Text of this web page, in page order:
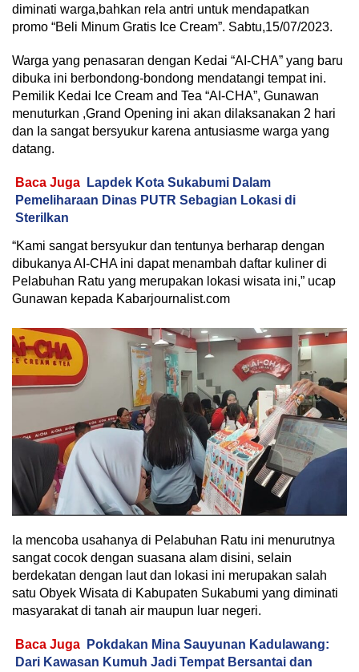
diminati warga,bahkan rela antri untuk mendapatkan
promo “Beli Minum Gratis Ice Cream”. Sabtu,15/07/2023.
Warga yang penasaran dengan Kedai “AI-CHA” yang baru
dibuka ini berbondong-bondong mendatangi tempat ini.
Pemilik Kedai Ice Cream and Tea “AI-CHA”, Gunawan
menuturkan ,Grand Opening ini akan dilaksanakan 2 hari
dan Ia sangat bersyukur karena antusiasme warga yang
datang.
Baca Juga
Lapdek Kota Sukabumi Dalam
Pemeliharaan Dinas PUTR Sebagian Lokasi di
Sterilkan
“Kami sangat bersyukur dan tentunya berharap dengan
dibukanya AI-CHA ini dapat menambah daftar kuliner di
Pelabuhan Ratu yang merupakan lokasi wisata ini,” ucap
Gunawan kepada Kabarjournalist.com
Ia mencoba usahanya di Pelabuhan Ratu ini menurutnya
sangat cocok dengan suasana alam disini, selain
berdekatan dengan laut dan lokasi ini merupakan salah
satu Obyek Wisata di Kabupaten Sukabumi yang diminati
masyarakat di tanah air maupun luar negeri.
Baca Juga
Pokdakan Mina Sauyunan Kadulawang:
Dari Kawasan Kumuh Jadi Tempat Bersantai dan